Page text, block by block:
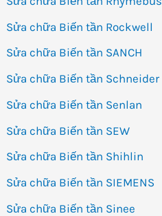
Sửa chữa Biến tần Rockwell
Sửa chữa Biến tần SANCH
Sửa chữa Biến tần Schneider
Sửa chữa Biến tần Senlan
Sửa chữa Biến tần SEW
Sửa chữa Biến tần Shihlin
Sửa chữa Biến tần SIEMENS
Sửa chữa Biến tần Sinee